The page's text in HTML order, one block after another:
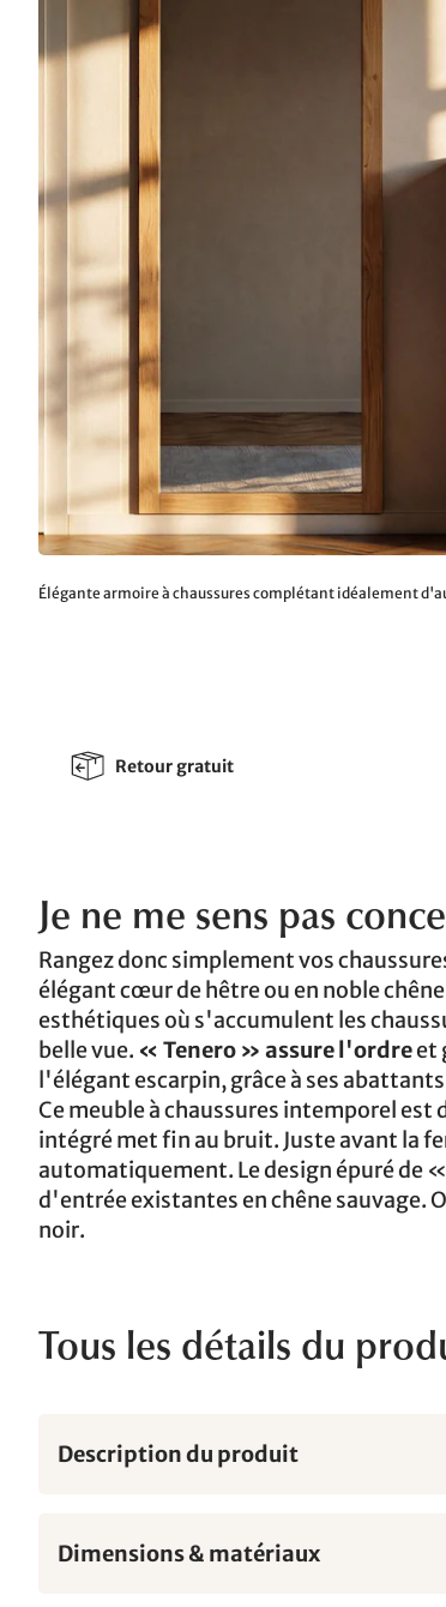
Élégante armoire à chaussures complétant idéalement
Retour gratuit
Je ne me sens pas
Rangez donc simplement vos
élégant cœur de hêtre ou en noble
esthétiques où s'accumulent les
belle vue. « Tenero » assure l'ordreet
l'élégant escarpin, grâce à ses
Ce meuble à chaussures intemporel est
intégré met fin au bruit. Juste avant la
automatiquement. Le design épuré de
d'entrée existantes en chêne
noir.
Tous les détails du
Description du produit
Dimensions & matériaux